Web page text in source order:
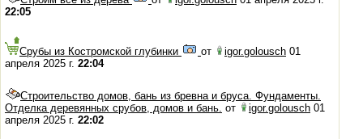
22:05
Срубы из Костромской глубинки от igor.golousch 01
апреля 2025 г. 22:04
Строительство домов, бань из бревна и бруса. Фундаменты.
Отделка деревянных срубов, домов и бань. от igor.golousch 01
апреля 2025 г. 22:02